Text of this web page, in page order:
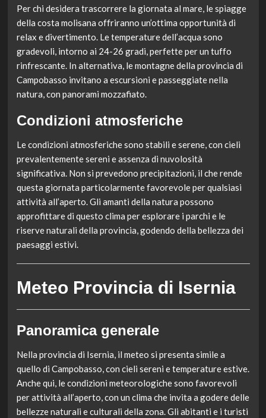
Per chi desidera trascorrere la giornata al mare, le spiagge
della costa molisana offriranno un’ottima opportunità di
relax e divertimento. Le temperature dell’acqua sono
gradevoli, intorno ai 24-26 gradi, perfette per un tuffo
rinfrescante. In alternativa, le montagne della provincia di
Campobasso invitano a escursioni e passeggiate nella
natura, con panorami mozzafiato.
Condizioni atmosferiche
Le condizioni atmosferiche sono stabili e serene, con cieli
prevalentemente sereni e assenza di nuvolosità
significativa. Non si prevedono precipitazioni, il che rende
questa giornata particolarmente favorevole per qualsiasi
attività all’aperto. Gli amanti della natura possono
approfittare di questo clima per esplorare i parchi e le
riserve naturali della provincia, godendo della bellezza dei
paesaggi estivi.
Meteo Provincia di Isernia
Panoramica generale
Nella provincia di Isernia, il meteo si presenta simile a
quello di Campobasso, con cieli sereni e temperature estive.
Anche qui, le condizioni meteorologiche sono favorevoli
per attività all’aperto, con un clima che invita a godere delle
bellezze naturali e culturali della zona. Gli abitanti e i turisti